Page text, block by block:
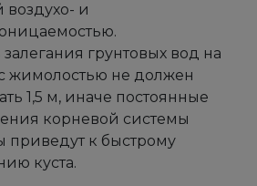
и
грунтовых вод на
жимолостью не должен
1,5 м, иначе постоянные
корневой системы
приведут к быстрому
куста.